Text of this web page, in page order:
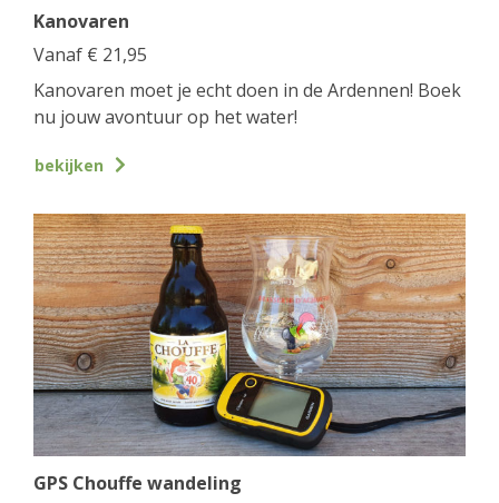
Kanovaren
Vanaf € 21,95
Kanovaren moet je echt doen in de Ardennen! Boek
nu jouw avontuur op het water!
bekijken
GPS Chouffe wandeling